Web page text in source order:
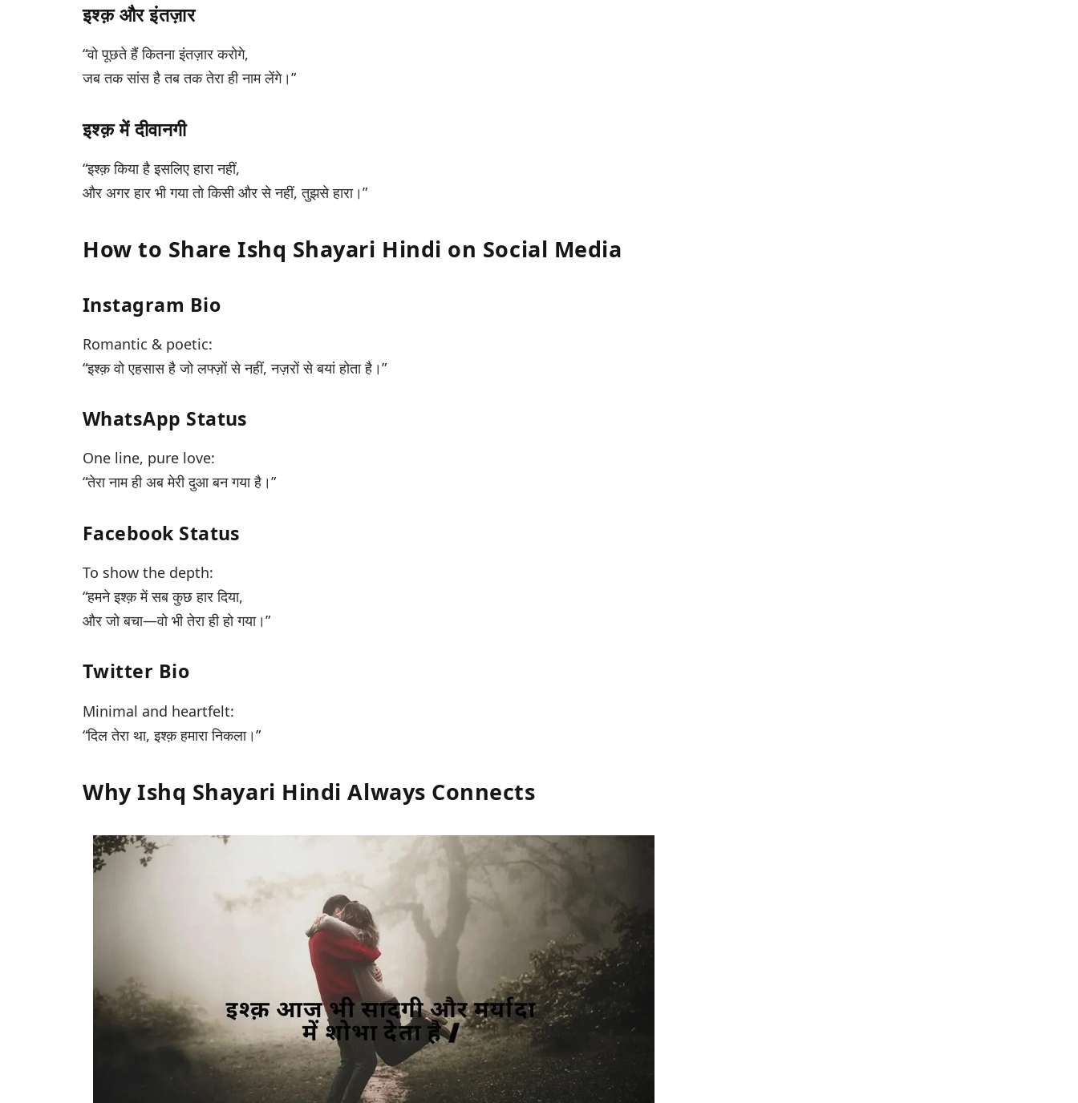
इश्क़ और इंतज़ार
“वो पूछते हैं कितना इंतज़ार करोगे,
जब तक सांस है तब तक तेरा ही नाम लेंगे।”
इश्क़ में दीवानगी
“इश्क़ किया है इसलिए हारा नहीं,
और अगर हार भी गया तो किसी और से नहीं, तुझसे हारा।”
How to Share Ishq Shayari Hindi on Social Media
Instagram Bio
Romantic & poetic:
“इश्क़ वो एहसास है जो लफ्ज़ों से नहीं, नज़रों से बयां होता है।”
WhatsApp Status
One line, pure love:
“तेरा नाम ही अब मेरी दुआ बन गया है।”
Facebook Status
To show the depth:
“हमने इश्क़ में सब कुछ हार दिया,
और जो बचा—वो भी तेरा ही हो गया।”
Twitter Bio
Minimal and heartfelt:
“दिल तेरा था, इश्क़ हमारा निकला।”
Why Ishq Shayari Hindi Always Connects